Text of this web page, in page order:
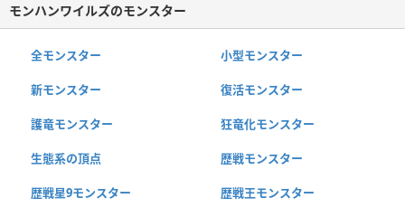
モンハンワイルズのモンスター
全モンスター 小型モンスター
新モンスター 復活モンスター
護竜モンスター 狂竜化モンスター
生態系の頂点 歴戦モンスター
歴戦星9モンスター 歴戦王モンスター